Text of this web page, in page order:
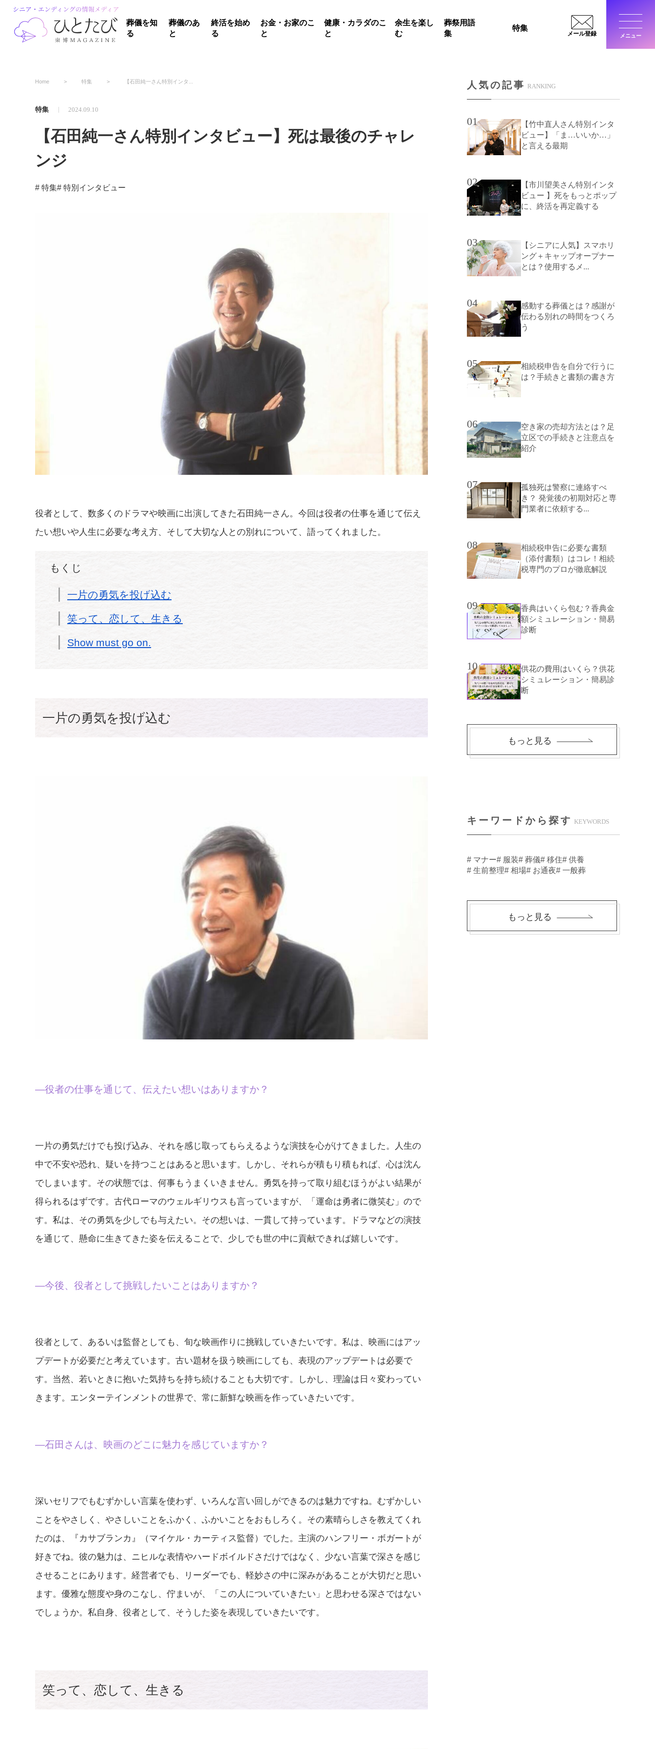
葬儀を知
る
葬儀のあ
と
終活を始め
る
お金・お家のこ
と
健康・カラダのこ
と
余生を楽し
む
葬祭用語
集
特集
メール登録 メニュー
Home 特集 【石田純一さん特別インタ...
特集 2024.09.10
【石田純一さん特別インタビュー】死は最後のチャレ
ンジ
# 特集# 特別インタビュー
役者として、数多くのドラマや映画に出演してきた石田純一さん。今回は役者の仕事を通じて伝え
たい想いや人生に必要な考え方、そして大切な人との別れについて、語ってくれました。
もくじ
一片の勇気を投げ込む
笑って、恋して、生きる
Show must go on.
一片の勇気を投げ込む
—役者の仕事を通じて、伝えたい想いはありますか？
一片の勇気だけでも投げ込み、それを感じ取ってもらえるような演技を心がけてきました。人生の
中で不安や恐れ、疑いを持つことはあると思います。しかし、それらが積もり積もれば、心は沈ん
でしまいます。その状態では、何事もうまくいきません。勇気を持って取り組むほうがよい結果が
得られるはずです。古代ローマのウェルギリウスも言っていますが、「運命は勇者に微笑む」ので
す。私は、その勇気を少しでも与えたい。その想いは、一貫して持っています。ドラマなどの演技
を通じて、懸命に生きてきた姿を伝えることで、少しでも世の中に貢献できれば嬉しいです。
—今後、役者として挑戦したいことはありますか？
役者として、あるいは監督としても、旬な映画作りに挑戦していきたいです。私は、映画にはアッ
プデートが必要だと考えています。古い題材を扱う映画にしても、表現のアップデートは必要で
す。当然、若いときに抱いた気持ちを持ち続けることも大切です。しかし、理論は日々変わってい
きます。エンターテインメントの世界で、常に新鮮な映画を作っていきたいです。
—石田さんは、映画のどこに魅力を感じていますか？
深いセリフでもむずかしい言葉を使わず、いろんな言い回しができるのは魅力ですね。むずかしい
ことをやさしく、やさしいことをふかく、ふかいことをおもしろく。その素晴らしさを教えてくれ
たのは、『カサブランカ』（マイケル・カーティス監督）でした。主演のハンフリー・ボガートが
好きでね。彼の魅力は、ニヒルな表情やハードボイルドさだけではなく、少ない言葉で深さを感じ
させることにあります。経営者でも、リーダーでも、軽妙さの中に深みがあることが大切だと思い
ます。優雅な態度や身のこなし、佇まいが、「この人についていきたい」と思わせる深さではない
でしょうか。私自身、役者として、そうした姿を表現していきたいです。
笑って、恋して、生きる
人気の記事 RANKING
01
【竹中直人さん特別インタ
ビュー】「ま…いいか…」
と言える最期
02
【市川望美さん特別インタ
ビュー 】死をもっとポップ
に、終活を再定義する
03
【シニアに人気】スマホリ
ング＋キャップオープナー
とは？使用するメ...
04
感動する葬儀とは？感謝が
伝わる別れの時間をつくろ
う
05
相続税申告を自分で行うに
は？手続きと書類の書き方
06
空き家の売却方法とは？足
立区での手続きと注意点を
紹介
07
孤独死は警察に連絡すべ
き？ 発覚後の初期対応と専
門業者に依頼する...
08
相続税申告に必要な書類
（添付書類）はコレ！相続
税専門のプロが徹底解説
09
香典はいくら包む？香典金
額シミュレーション・簡易
診断
10
供花の費用はいくら？供花
シミュレーション・簡易診
断
もっと見る
キーワードから探す KEYWORDS
# マナー# 服装# 葬儀# 移住# 供養
# 生前整理# 相場# お通夜# 一般葬
もっと見る